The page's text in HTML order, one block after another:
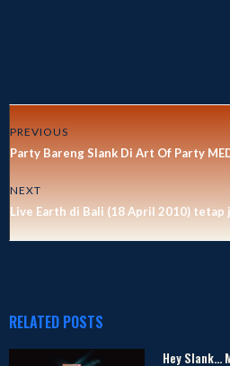
PREVIOUS
Party Bareng Slank Di Art Of Party
NEXT
Live Earth di Bali (18 April 2010) tetap
RELATED POSTS
Hey Slank…